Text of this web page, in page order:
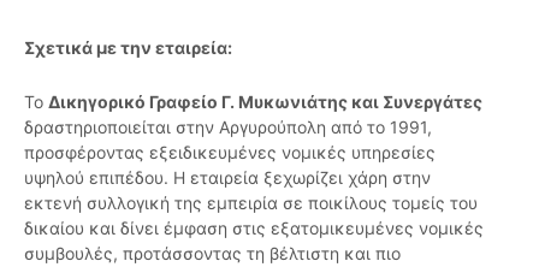
Σχετικά με την εταιρεία:
Το Δικηγορικό Γραφείο Γ. Μυκωνιάτης και Συνεργάτες
δραστηριοποιείται στην Αργυρούπολη από το 1991,
προσφέροντας εξειδικευμένες νομικές υπηρεσίες
υψηλού επιπέδου. Η εταιρεία ξεχωρίζει χάρη στην
εκτενή συλλογική της εμπειρία σε ποικίλους τομείς του
δικαίου και δίνει έμφαση στις εξατομικευμένες νομικές
συμβουλές, προτάσσοντας τη βέλτιστη και πιο